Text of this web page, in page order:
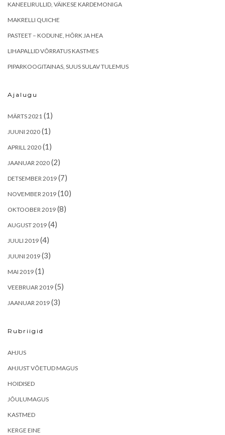
KANEELIRULLID, VÄIKESE KARDEMONIGA
MAKRELLI QUICHE
PASTEET – KODUNE, HÕRK JA HEA
LIHAPALLID VÕRRATUS KASTMES
PIPARKOOGITAINAS, SUUS SULAV TULEMUS
Ajalugu
MÄRTS 2021 (1)
JUUNI 2020 (1)
APRILL 2020 (1)
JAANUAR 2020 (2)
DETSEMBER 2019 (7)
NOVEMBER 2019 (10)
OKTOOBER 2019 (8)
AUGUST 2019 (4)
JUULI 2019 (4)
JUUNI 2019 (3)
MAI 2019 (1)
VEEBRUAR 2019 (5)
JAANUAR 2019 (3)
Rubriigid
AHJUS
AHJUST VÕETUD MAGUS
HOIDISED
JÕULUMAGUS
KASTMED
KERGE EINE